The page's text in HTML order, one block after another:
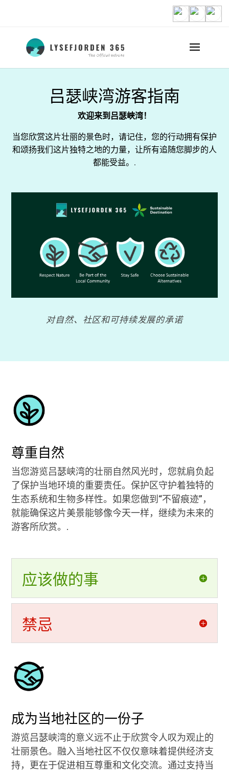
吕瑟峡湾游客指南
欢迎来到吕瑟峡湾！
当您欣赏这片壮丽的景色时，请记住，您的行动拥有保护
和颂扬我们这片独特之地的力量，让所有追随您脚步的人
都能受益。.
对自然、社区和可持续发展的承诺
尊重自然
当您游览吕瑟峡湾的壮丽自然风光时，您就肩负起
了保护当地环境的重要责任。保护区守护着独特的
生态系统和生物多样性。如果您做到“不留痕迹”，
就能确保这片美景能够像今天一样，继续为未来的
游客所欣赏。.
应该做的事
禁忌
成为当地社区的一份子
游览吕瑟峡湾的意义远不止于欣赏令人叹为观止的
壮丽景色。融入当地社区不仅仅意味着提供经济支
持，更在于促进相互尊重和文化交流。通过支持当